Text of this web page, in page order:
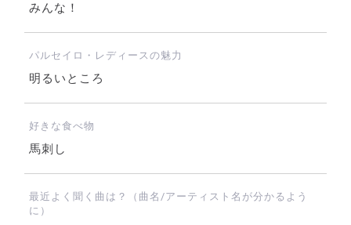
みんな！
パルセイロ・レディースの魅力
明るいところ
好きな食べ物
馬刺し
最近よく聞く曲は？（曲名/アーティスト名が分かるよう
に）